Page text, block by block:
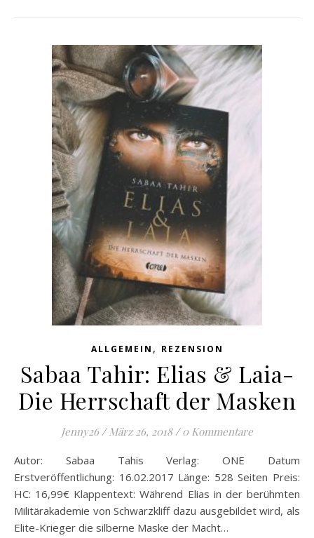
ALLGEMEIN , REZENSION
Sabaa Tahir: Elias & Laia-
Die Herrschaft der Masken
Jenny26 / März 26, 2018 / 0 Kommentare
Autor: Sabaa Tahis Verlag: ONE Datum
Erstveröffentlichung: 16.02.2017 Länge: 528 Seiten Preis:
HC: 16,99€ Klappentext: Während Elias in der berühmten
Militärakademie von Schwarzkliff dazu ausgebildet wird, als
Elite-Krieger die silberne Maske der Macht…